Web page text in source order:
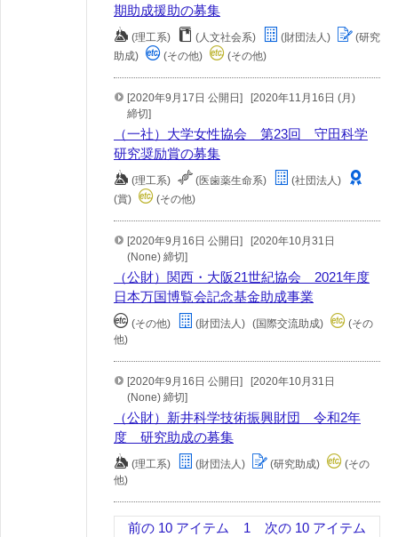
期助成援助の募集
(理工系) (人文社会系) (財団法人)
(研究
助成)
(その他) (その他)
[2020年9月17日 公開日]
[2020年11月16日 (月)
締切]
（一社）大学女性協会 第23回 守田科学
研究奨励賞の募集
(理工系) (医歯薬生命系)
(社団法人)
(賞)
(その他)
[2020年9月16日 公開日]
[2020年10月31日
(None) 締切]
（公財）関西・大阪21世紀協会 2021年度
日本万国博覧会記念基金助成事業
(その他) (財団法人) (国際交流助成)
(その
他)
[2020年9月16日 公開日]
[2020年10月31日
(None) 締切]
（公財）新井科学技術振興財団 令和2年
度 研究助成の募集
(理工系) (財団法人) (研究助成)
(その
他)
前の 10 アイテム 次の 10 アイテム
1